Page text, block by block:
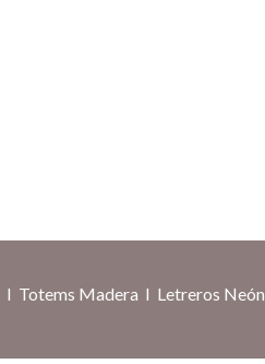
I Totems Madera I Letreros Neón